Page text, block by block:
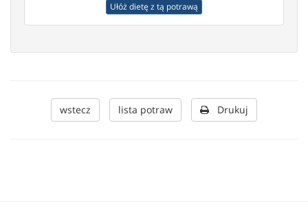
Ułóż dietę z tą potrawą
wstecz lista potraw Drukuj